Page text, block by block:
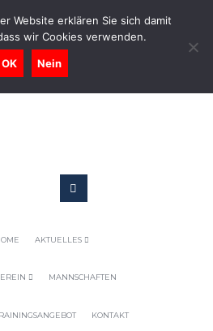
0731-9716400
tsv-pfuhl.de
AKTUELLES
MANNSCHAFTEN
KONTAKT
Website erklären Sie sich damit
wir Cookies verwenden.
OK Nein